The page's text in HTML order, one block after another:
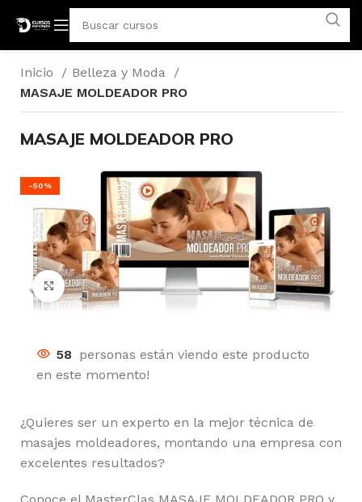
Inicio
Belleza y Moda
MASAJE MOLDEADOR PRO
MASAJE MOLDEADOR PRO
-50%
Click para agrandar
58 personas están viendo este producto
en este momento!
¿Quieres ser un experto en la mejor técnica de
masajes moldeadores, montando una empresa con
excelentes resultados?
Conoce el MasterClas MASAJE MOLDEADOR PRO y